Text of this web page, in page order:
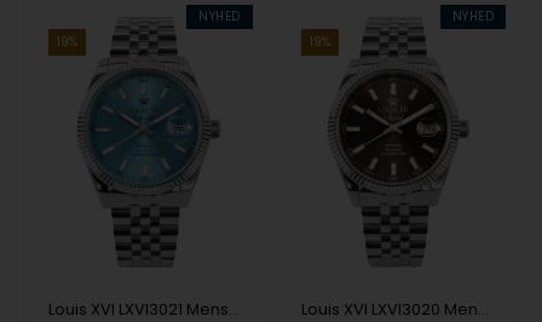
NYHED
19%
Louis XVI LXVI3021 Mens Watch Marquis Automatic Unlimited 42mm 5ATM Wristwatch
NYHED
19%
Louis XVI LXVI3020 Mens Watch Marquis Automatic Unlimited 42mm 5ATM Wristwatch